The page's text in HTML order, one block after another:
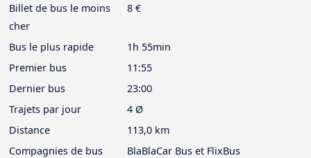
Billet de bus le moins
cher
8 €
Bus le plus rapide
1h 55min
Premier bus
11:55
Dernier bus
23:00
Trajets par jour
4 Ø
Distance
113,0 km
Compagnies de bus
BlaBlaCar Bus et FlixBus